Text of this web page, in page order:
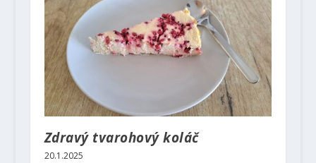
Zdravý tvarohový koláč
20.1.2025